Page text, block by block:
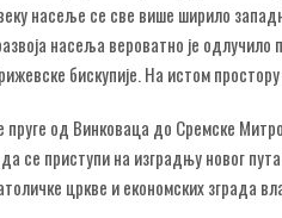
насеље се све више ширило
насеља вероватно је
бискупије. На истом
од Винковаца до Сремске
се приступи на изградњу новог
цркве и економских зграда